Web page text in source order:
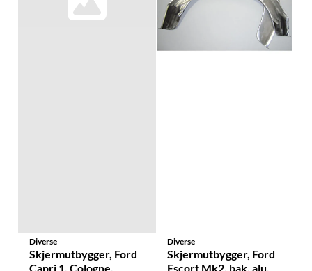
Diverse
Skjermutbygger, Ford
Capri 1, Cologne,
Diverse
Skjermutbygger, Ford
Escort Mk2, bak, alu.